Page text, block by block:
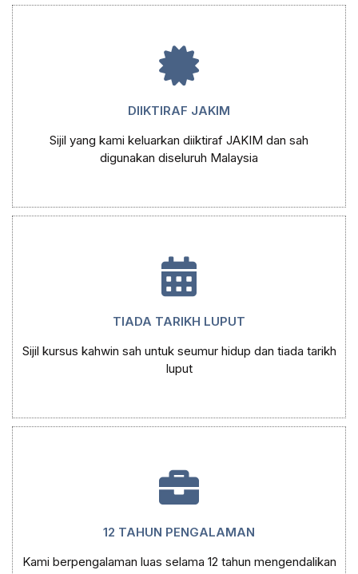
DIIKTIRAF JAKIM
Sijil yang kami keluarkan diiktiraf JAKIM dan sah
digunakan diseluruh Malaysia
TIADA TARIKH LUPUT
Sijil kursus kahwin sah untuk seumur hidup dan tiada tarikh
luput
12 TAHUN PENGALAMAN
Kami berpengalaman luas selama 12 tahun mengendalikan